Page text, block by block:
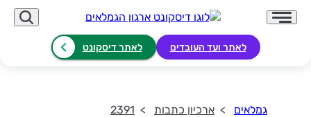
לאתר ועד העובדים לאתר דיסקונט
גמלאים ארכיון כתבות 2391